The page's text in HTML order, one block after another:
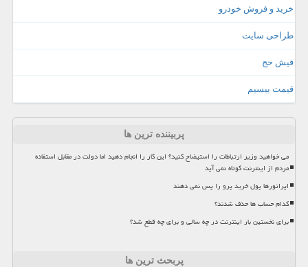
خرید و فروش خودرو
طراحی سایت
فیش حج
قیمت بیسیم
پربیننده ترین ها
می خواهید وزیر ارتباطات را استیضاح کنید؟ این کار را انجام دهید اما دولت در مقابل استفاده
مردم از اینترنت کوتاه نمی آید
اپراتورها پول خرید پرو را پس نمی دهند
کدام حساب ها حذف شدند؟
برای نخستین بار اینترنت در چه سالی و برای چه قطع شد؟
پربحث ترین ها